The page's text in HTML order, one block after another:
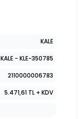
KALE
KALE - KLE-350785
2110000006783
5.471,61 TL + KDV